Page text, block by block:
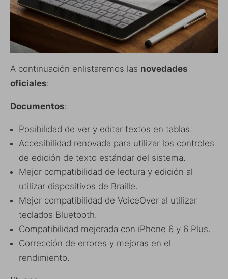
A continuación enlistaremos las novedades
oficiales:
Documentos:
Posibilidad de ver y editar textos en tablas.
Accesibilidad renovada para utilizar los controles
de edición de texto estándar del sistema.
Mejor compatibilidad de lectura y edición al
utilizar dispositivos de Braille.
Mejor compatibilidad de VoiceOver al utilizar
teclados Bluetooth.
Compatibilidad mejorada con iPhone 6 y 6 Plus.
Corrección de errores y mejoras en el
rendimiento.